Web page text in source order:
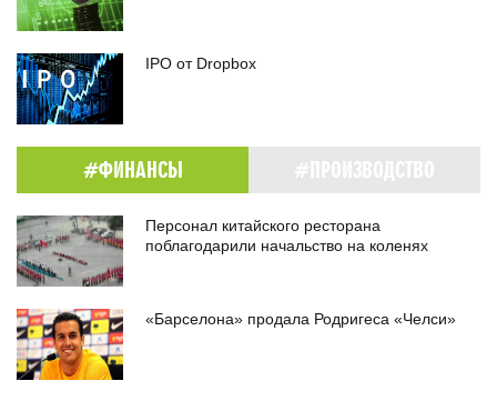
IPO от Dropbox
#ФИНАНСЫ
Персонал китайского ресторана
поблагодарили начальство на коленях
«Барселона» продала Родригеса «Челси»